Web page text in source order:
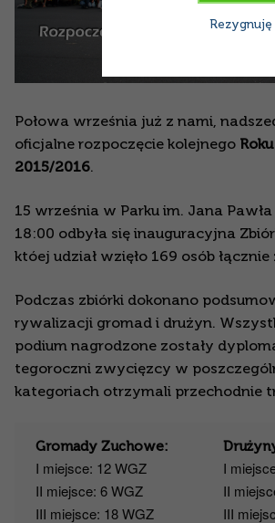
Rezygnuję
Połowa września już z nami,
oficjalne rozpoczęcie kolejnego
2015/2016.
15 września w Parku im. Jana
18:00 odbyła się inauguracyjna
któej udział wzięło 169 osób
Podczas zbiórki dokonano
rywalizacji gromad i drużyn.
podium nagrodzone zostały
tegoroczni zwycięzcy w
kategoriach otrzymali przechodnie
Gromady Zuchowe:
I miejsce: 12 WGZ
II miejsce: 6 WGZ
III miejsce: 18 WGZ
I
II
III